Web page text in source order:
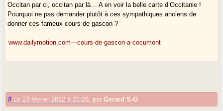
Occitan par ci, occitan par là… A en voir la belle carte d’Occitanie !
Pourquoi ne pas demander plutôt à ces sympathiques anciens de
donner ces fameux cours de gascon ?
www.dailymotion.com—cours-de-gascon-a-cocumont
# Le 23 février 2012 à 21:28 parGerard S-G